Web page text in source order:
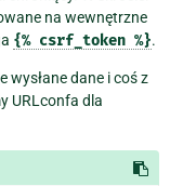
na wewnętrzne
{% csrf_token %}.
wysłane dane i coś z
URLconfa dla